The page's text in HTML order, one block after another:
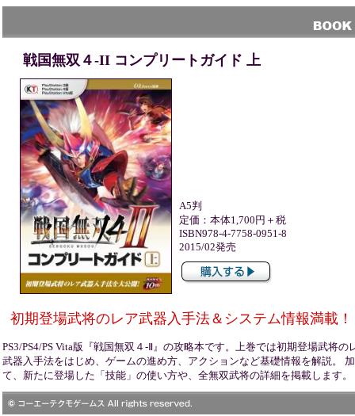
戦国無双４-II コンプリートガイド 上
A5判
定価：本体1,700円＋税
ISBN978-4-7758-0951-8
2015/02発売
初期登場武将のレア武器入手法＆システム情報満載！
PS3/PS4/PS Vita版『戦国無双４-Ⅱ』の攻略本です。上巻では初期登場武将の
武器入手法をはじめ、ゲームの進め方、アクションなど基礎情報を解説。
て、新たに登場した「技能」の使い方や、全無双武将の詳細を掲載します。